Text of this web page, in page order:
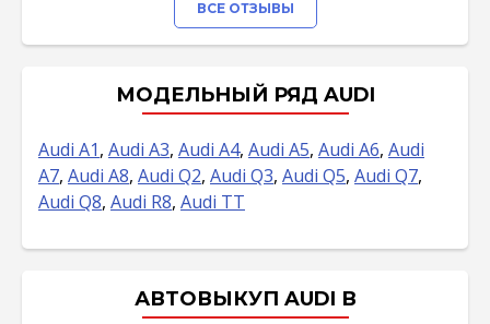
ВСЕ ОТЗЫВЫ
МОДЕЛЬНЫЙ РЯД AUDI
Audi A1, Audi A3, Audi A4, Audi A5, Audi A6, Audi
A7, Audi A8, Audi Q2, Audi Q3, Audi Q5, Audi Q7,
Audi Q8, Audi R8, Audi TT
АВТОВЫКУП AUDI В